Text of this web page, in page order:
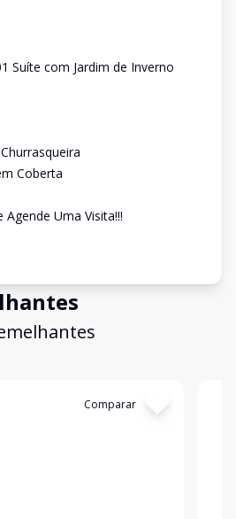
Suíte com Jardim de Inverno
Coberta
Uma Visita!!!
Comparar